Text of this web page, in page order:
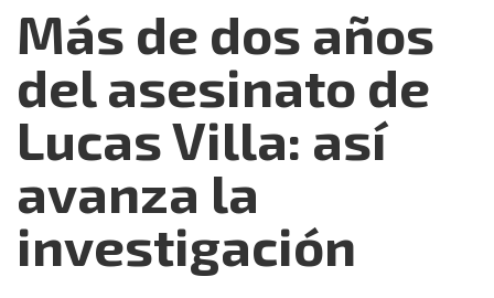
Más de dos años
del asesinato de
Lucas Villa: así
avanza la
investigación